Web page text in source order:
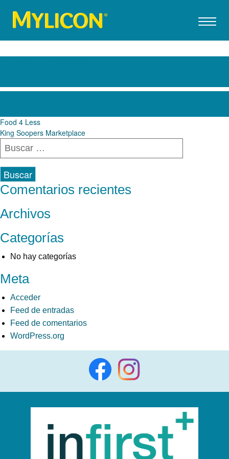
Navegación
de
entradas
Food 4 Less
King Soopers Marketplace
Buscar:
Comentarios recientes
Archivos
Categorías
No hay categorías
Meta
Acceder
Feed de entradas
Feed de comentarios
WordPress.org